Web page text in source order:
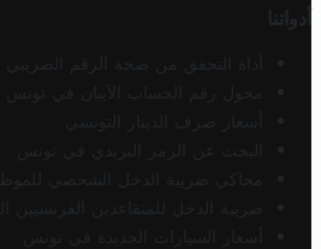
أدواتنا
أداة التحقق من صحة الرقم الضريبي
محول رقم الحساب الآيبان في تونس
أسعار صرف الدينار التونسي
البحث عن الرمز البريدي في تونس
محاكي ضريبة الدخل الشخصي
ضريبة الدخل للمتقاعدين الفرنسيين
أسعار السيارات الجديدة في تونس